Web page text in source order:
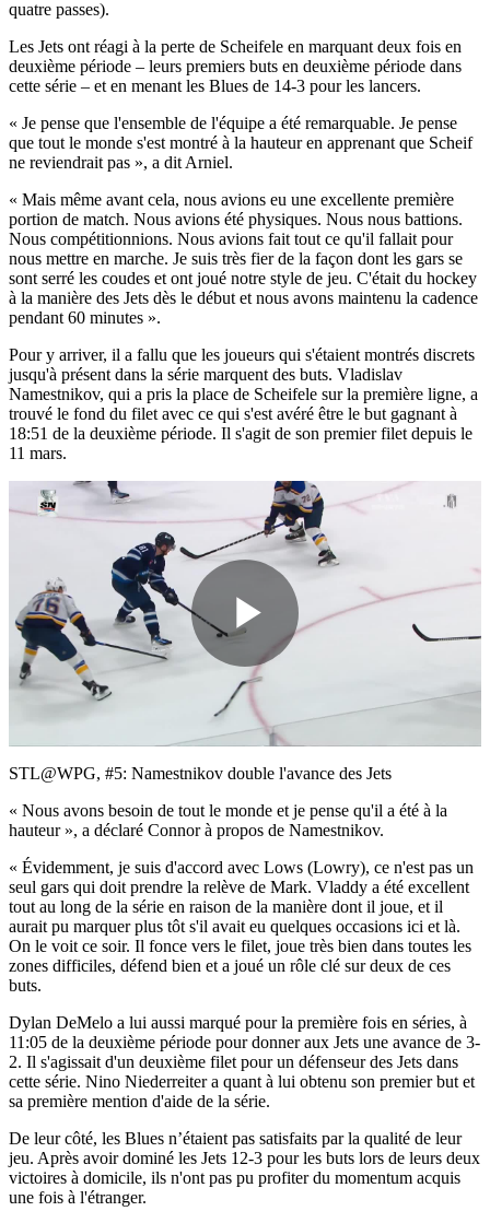
quatre passes).
Les Jets ont réagi à la perte de Scheifele en marquant deux fois en
deuxième période – leurs premiers buts en deuxième période dans
cette série – et en menant les Blues de 14-3 pour les lancers.
« Je pense que l'ensemble de l'équipe a été remarquable. Je pense
que tout le monde s'est montré à la hauteur en apprenant que Scheif
ne reviendrait pas », a dit Arniel.
« Mais même avant cela, nous avions eu une excellente première
portion de match. Nous avions été physiques. Nous nous battions.
Nous compétitionnions. Nous avions fait tout ce qu'il fallait pour
nous mettre en marche. Je suis très fier de la façon dont les gars se
sont serré les coudes et ont joué notre style de jeu. C'était du hockey
à la manière des Jets dès le début et nous avons maintenu la cadence
pendant 60 minutes ».
Pour y arriver, il a fallu que les joueurs qui s'étaient montrés discrets
jusqu'à présent dans la série marquent des buts. Vladislav
Namestnikov, qui a pris la place de Scheifele sur la première ligne, a
trouvé le fond du filet avec ce qui s'est avéré être le but gagnant à
18:51 de la deuxième période. Il s'agit de son premier filet depuis le
11 mars.
Play
Video
STL@WPG, #5: Namestnikov double l'avance des Jets
« Nous avons besoin de tout le monde et je pense qu'il a été à la
hauteur », a déclaré Connor à propos de Namestnikov.
« Évidemment, je suis d'accord avec Lows (Lowry), ce n'est pas un
seul gars qui doit prendre la relève de Mark. Vladdy a été excellent
tout au long de la série en raison de la manière dont il joue, et il
aurait pu marquer plus tôt s'il avait eu quelques occasions ici et là.
On le voit ce soir. Il fonce vers le filet, joue très bien dans toutes les
zones difficiles, défend bien et a joué un rôle clé sur deux de ces
buts.
Dylan DeMelo a lui aussi marqué pour la première fois en séries, à
11:05 de la deuxième période pour donner aux Jets une avance de 3-
2. Il s'agissait d'un deuxième filet pour un défenseur des Jets dans
cette série. Nino Niederreiter a quant à lui obtenu son premier but et
sa première mention d'aide de la série.
De leur côté, les Blues n’étaient pas satisfaits par la qualité de leur
jeu. Après avoir dominé les Jets 12-3 pour les buts lors de leurs deux
victoires à domicile, ils n'ont pas pu profiter du momentum acquis
une fois à l'étranger.